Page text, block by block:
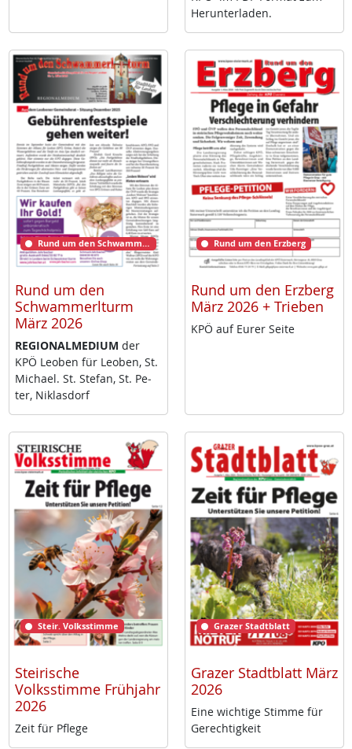
Her­un­ter­la­den.
Rund um den Schwammerlturm
Rund um den
Schwammerlturm
März 2026
RE­GIO­NAL­ME­DI­UM der
KPÖ Leo­ben für Leo­ben, St.
Mi­cha­el. St. Ste­fan, St. Pe­
ter, Niklas­dorf
Rund um den Erzberg
Rund um den Erzberg
März 2026 + Trieben
KPÖ auf Eu­rer Sei­te
Steir. Volksstimme
Steirische
Volksstimme Frühjahr
2026
Zeit für Pf­le­ge
Grazer Stadtblatt
Grazer Stadtblatt März
2026
Ei­ne wich­ti­ge Stim­me für
Ge­rech­tig­keit